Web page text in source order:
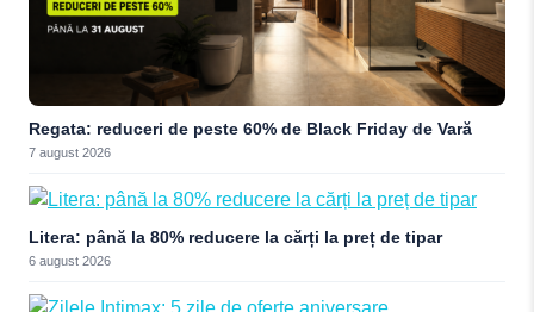
Regata: reduceri de peste 60% de Black Friday de Vară
7 august 2026
Litera: până la 80% reducere la cărți la preț de tipar
6 august 2026